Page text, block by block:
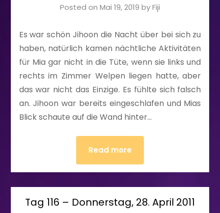
Posted on Mai 19, 2019 byFiji
Es war schön Jihoon die Nacht über bei sich zu
haben, natürlich kamen nächtliche Aktivitäten
für Mia gar nicht in die Tüte, wenn sie links und
rechts im Zimmer Welpen liegen hatte, aber
das war nicht das Einzige. Es fühlte sich falsch
an. Jihoon war bereits eingeschlafen und Mias
Blick schaute auf die Wand hinter…
Read more
Tag 116 – Donnerstag, 28. April 2011